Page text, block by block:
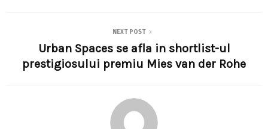
NEXT POST
Urban Spaces se afla in shortlist-ul
prestigiosului premiu Mies van der Rohe